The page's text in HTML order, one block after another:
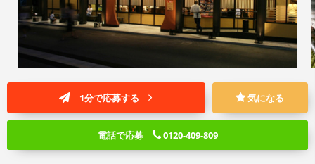
1分で応募する 気になる
電話で応募 0120-409-809